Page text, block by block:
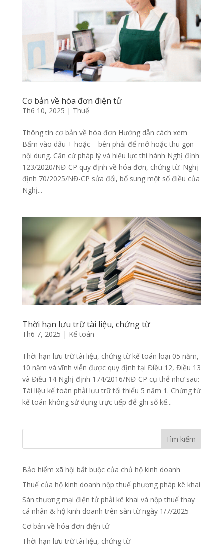
Cơ bản về hóa đơn điện tử
Th6 10, 2025 | Thuế
Thông tin cơ bản về hóa đơn Hướng dẫn cách xem
Bấm vào dấu + hoặc – bên phải để mở hoặc thu gọn
nội dung. Căn cứ pháp lý và hiệu lực thi hành Nghị định
123/2020/NĐ-CP quy định về hóa đơn, chứng từ. Nghị
định 70/2025/NĐ-CP sửa đổi, bổ sung một số điều của
Nghị...
Thời hạn lưu trữ tài liệu, chứng từ
Th6 7, 2025 | Kế toán
Thời hạn lưu trữ tài liệu, chứng từ kế toán loại 05 năm,
10 năm và vĩnh viễn được quy định tại Điều 12, Điều 13
và Điều 14 Nghị định 174/2016/NĐ-CP cụ thể như sau:
Tài liệu kế toán phải lưu trữ tối thiểu 5 năm 1. Chứng từ
kế toán không sử dụng trực tiếp để ghi sổ kế...
Tìm kiếm
Bảo hiểm xã hội bắt buộc của chủ hộ kinh doanh
Thuế của hộ kinh doanh nộp thuế phương pháp kê khai
Sàn thương mại điện tử phải kê khai và nộp thuế thay
cá nhân & hộ kinh doanh trên sàn từ ngày 1/7/2025
Cơ bản về hóa đơn điện tử
Thời hạn lưu trữ tài liệu, chứng từ